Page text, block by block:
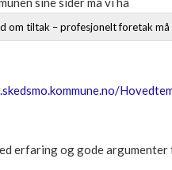
om tiltak – profesjonelt foretak
erfaring og gode